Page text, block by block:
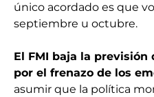
único acordado es que
septiembre u octubre.
El FMI baja la
por el frenazo de los
asumir que la política